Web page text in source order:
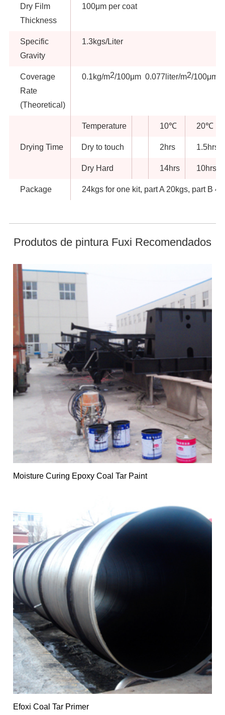
Dry Film
Thickness
100μm per coat
Specific
Gravity
1.3kgs/Liter
Coverage
Rate
(Theoretical)
0.1kg/m2/100μm 0.077liter/m2/100μm
Drying Time
Temperature 10℃ 20℃
Dry to touch 2hrs 1.5hrs
Dry Hard 14hrs 10hrs
Package 24kgs for one kit, part A 20kgs, part B
Produtos de pintura Fuxi Recomendados
Moisture Curing Epoxy Coal Tar Paint
Efoxi Coal Tar Primer